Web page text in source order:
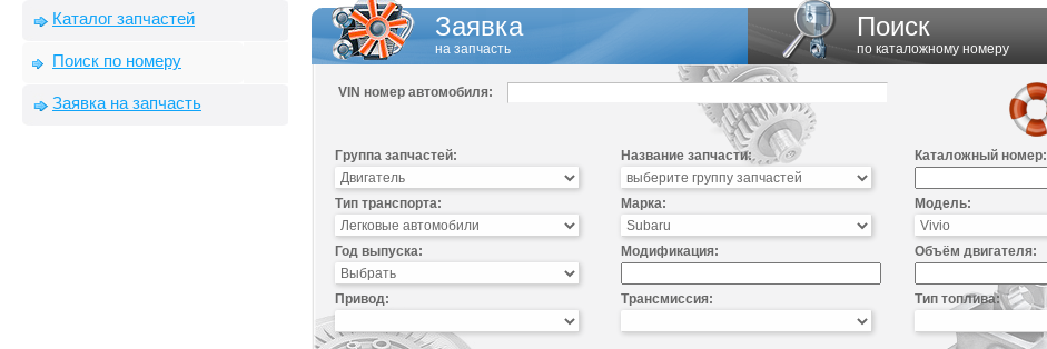
Каталог запчастей
Поиск по номеру
Заявка на запчасть
Заявка
на запчасть
Поиск
по каталожному номеру
VIN номер автомобиля:
Группа запчастей: Название запчасти: Каталожный номер:
Тип транспорта: Марка: Модель:
Год выпуска: Модификация: Объём двигателя:
Привод: Трансмиссия: Тип топлива: